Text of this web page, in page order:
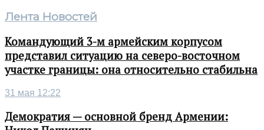
Лента Новостей
Командующий 3-м армейским корпусом
представил ситуацию на северо-восточном
участке границы: она относительно стабильна
31 мая 12:22
Демократия — основной бренд Армении: